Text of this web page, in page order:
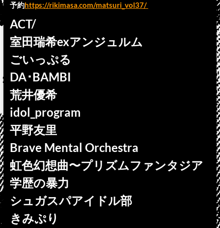
予約https://rikimasa.com/matsuri_vol37/
ACT/
室田瑞希exアンジュルム
ごいっぷる
DA･BAMBI
荒井優希
idol_program
平野友里
Brave Mental Orchestra
虹色幻想曲〜プリズムファンタジア
学歴の暴力
シュガスパアイドル部
きみぷり